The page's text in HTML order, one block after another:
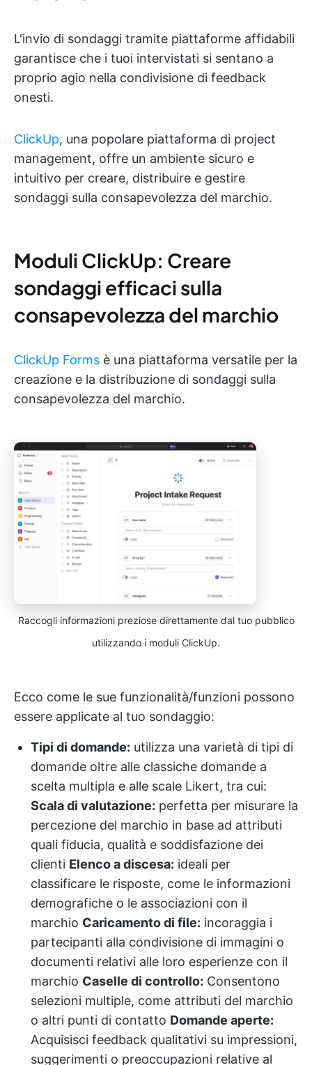
L'invio di sondaggi tramite piattaforme affidabili
garantisce che i tuoi intervistati si sentano a
proprio agio nella condivisione di feedback
onesti.
ClickUp, una popolare piattaforma di project
management, offre un ambiente sicuro e
intuitivo per creare, distribuire e gestire
sondaggi sulla consapevolezza del marchio.
Moduli ClickUp: Creare
sondaggi efficaci sulla
consapevolezza del marchio
ClickUp Forms è una piattaforma versatile per la
creazione e la distribuzione di sondaggi sulla
consapevolezza del marchio.
Raccogli informazioni preziose direttamente dal tuo pubblico
utilizzando i moduli ClickUp.
Ecco come le sue funzionalità/funzioni possono
essere applicate al tuo sondaggio:
Tipi di domande: utilizza una varietà di tipi di
domande oltre alle classiche domande a
scelta multipla e alle scale Likert, tra cui:
Scala di valutazione: perfetta per misurare la
percezione del marchio in base ad attributi
quali fiducia, qualità e soddisfazione dei
clienti Elenco a discesa: ideali per
classificare le risposte, come le informazioni
demografiche o le associazioni con il
marchio Caricamento di file: incoraggia i
partecipanti alla condivisione di immagini o
documenti relativi alle loro esperienze con il
marchio Caselle di controllo: Consentono
selezioni multiple, come attributi del marchio
o altri punti di contatto Domande aperte:
Acquisisci feedback qualitativi su impressioni,
suggerimenti o preoccupazioni relative al